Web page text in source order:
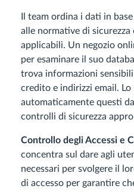
Il team ordina i dati in
alle normative di sicurezza
applicabili. Un negozio
per esaminare il suo
trova informazioni
credito e indirizzi email.
automaticamente questi
controlli di sicurezza
Controllo degli Accessi e
concentra sul dare agli
necessari per svolgere il
di accesso per garantire